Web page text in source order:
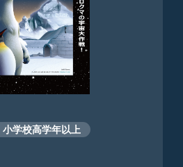
小学校高学年以上